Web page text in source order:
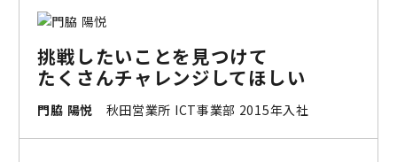
挑戦したいことを見つけて
たくさんチャレンジしてほしい
門脇 陽悦 秋田営業所 ICT事業部 2015年入社